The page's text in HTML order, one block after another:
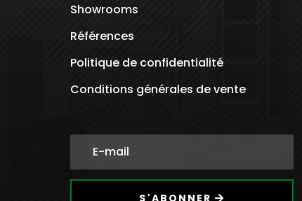
Showrooms
Références
Politique de confidentialité
Conditions générales de vente